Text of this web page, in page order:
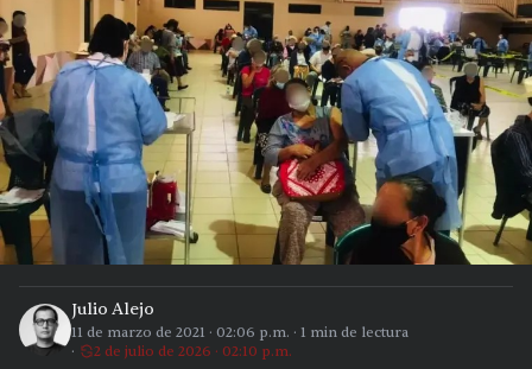
Julio Alejo
11 de marzo de 2021 · 02:06 p.m. · 1 min de lectura
2 de julio de 2026 · 02:10 p.m.